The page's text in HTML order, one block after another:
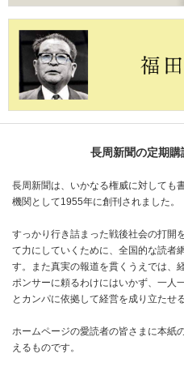
長周新聞の定期購
長周新聞は、いかなる権威に対しても
機関として1955年に創刊されました。
すっかり行き詰まった戦後社会の打開
て力にしていくために、全国的な読者
す。また真実の報道を貫くうえでは、
ポンサーに頼るわけにはいかず、一人
とカンパに依拠して経営を成り立たせ
ホームページの愛読者の皆さまに本紙
えるものです。